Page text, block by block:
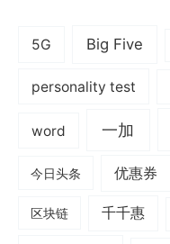
5G Big Five
personality test
word 一加
今日头条 优惠券
区块链 千千惠